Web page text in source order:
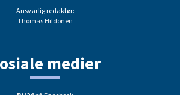
Ansvarlig redaktør:
Thomas Hildonen
medier